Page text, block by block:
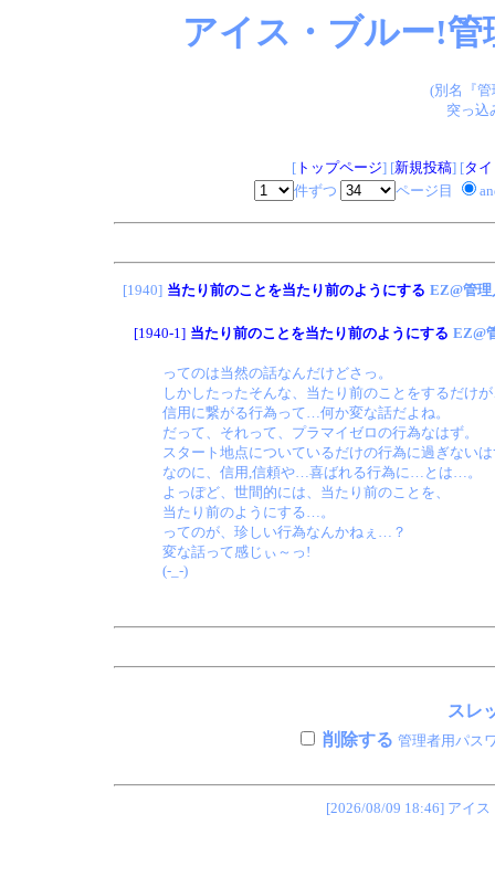
アイス・ブルー!
(別名『
突っ込
[トップページ] [新規投稿] [タ
件ずつ
ページ目
[1940] 当たり前のことを当たり前のようにする EZ@管理
[1940-1] 当たり前のことを当たり前のようにする EZ@
ってのは当然の話なんだけどさっ。
しかしたったそんな、当たり前のことをするだけが
信用に繋がる行為って…何か変な話だよね。
だって、それって、プラマイゼロの行為なはず。
スタート地点についているだけの行為に過ぎない
なのに、信用,信頼や…喜ばれる行為に…とは…。
よっぽど、世間的には、当たり前のことを、
当たり前のようにする…。
ってのが、珍しい行為なんかねぇ…？
変な話って感じぃ～っ!
(-_-)
スレ
削除する 管理者用パス
[2026/08/09 18:46] アイ